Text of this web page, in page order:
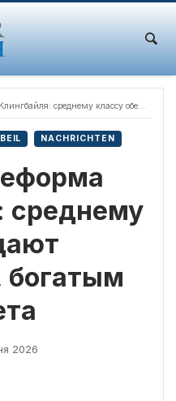
классу обещают миллиарды, богатым — новые счета
NACHRICHTEN
среднему
2026